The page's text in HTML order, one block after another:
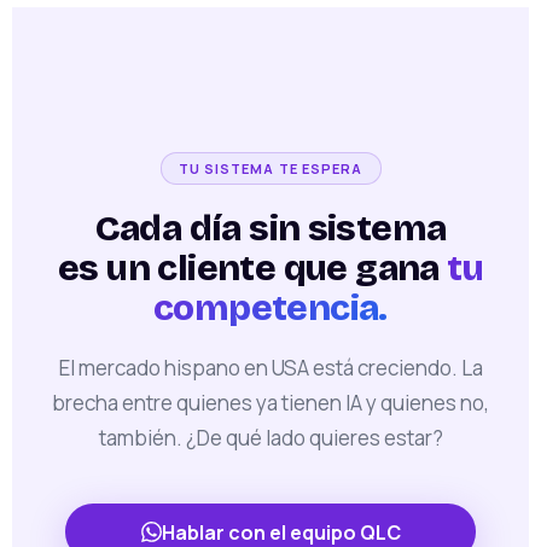
TU SISTEMA TE ESPERA
Cada día sin sistema
es un cliente que ganatu
competencia.
El mercado hispano en USA está creciendo. La
brecha entre quienes ya tienen IA y quienes no,
también. ¿De qué lado quieres estar?
Hablar con el equipo QLC